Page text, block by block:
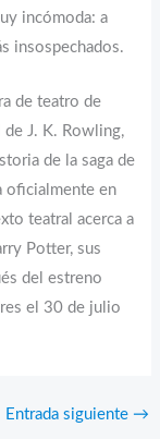
incómoda: a
insospechados.
de teatro de
de J. K. Rowling,
de la saga de
oficialmente en
teatral acerca a
Potter, sus
del estreno
el 30 de julio
Entrada siguiente →